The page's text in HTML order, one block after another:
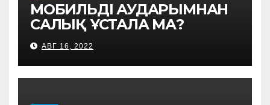
МОБИЛЬДІ АУДАРЫМНАН
САЛЫҚ ҰСТАЛА МА?
АВГ 16, 2022